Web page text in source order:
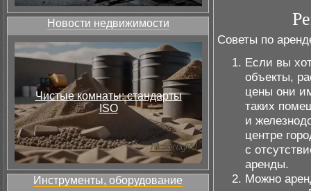
Новости недвижимости
Чистые комнаты: стандарты
ISO
Инструменты, оборудование
Советы по
Если вы
объекты,
цены они
таких
и
центре
с
аренды.
Можно